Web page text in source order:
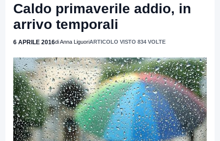
Caldo primaverile addio, in
arrivo temporali
6 APRILE 2016di Anna LiguoriARTICOLO VISTO 834 VOLTE